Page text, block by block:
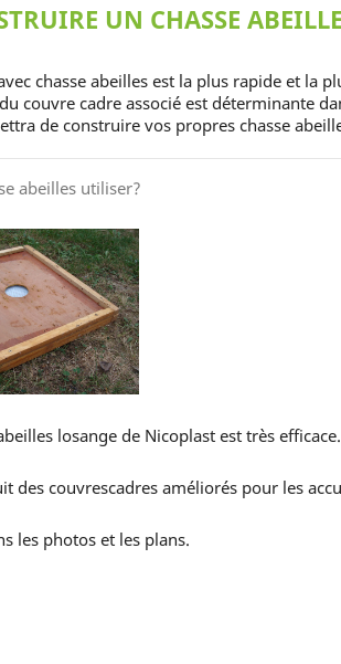
UN CHASSE
chasse abeilles est la plus rapide et la
couvre cadre associé est déterminante
de construire vos propres chasse
abeilles utiliser?
losange de Nicoplast est très efficace.
des couvrescadres améliorés pour les
les photos et les plans.